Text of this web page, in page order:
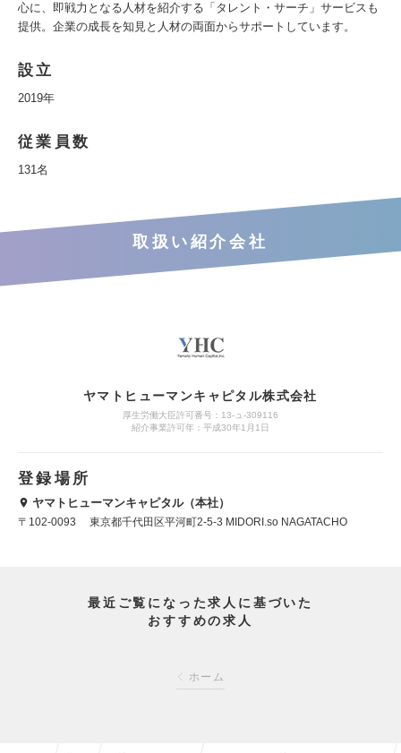
心に、即戦力となる人材を紹介する「タレント・サーチ」サービスも
提供。企業の成長を知見と人材の両面からサポートしています。
設立
2019年
従業員数
131名
取扱い紹介会社
ヤマトヒューマンキャピタル株式会社
厚生労働大臣許可番号：13-ュ-309116
紹介事業許可年：平成30年1月1日
登録場所
ヤマトヒューマンキャピタル（本社）
〒102-0093 東京都千代田区平河町2-5-3 MIDORI.so NAGATACHO
最近ご覧になった求人に基づいた
おすすめの求人
ホーム